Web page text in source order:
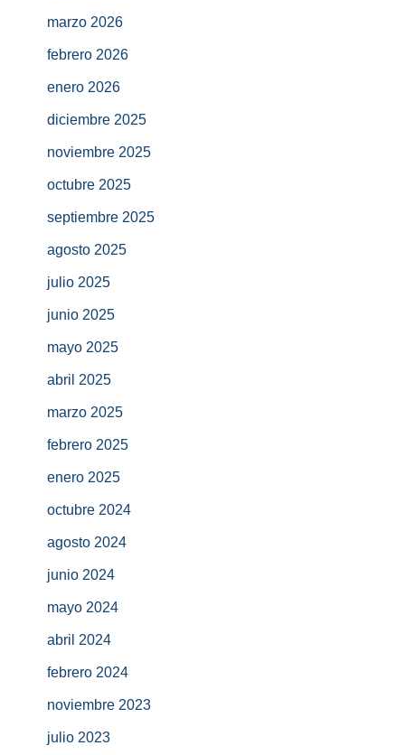
marzo 2026
febrero 2026
enero 2026
diciembre 2025
noviembre 2025
octubre 2025
septiembre 2025
agosto 2025
julio 2025
junio 2025
mayo 2025
abril 2025
marzo 2025
febrero 2025
enero 2025
octubre 2024
agosto 2024
junio 2024
mayo 2024
abril 2024
febrero 2024
noviembre 2023
julio 2023